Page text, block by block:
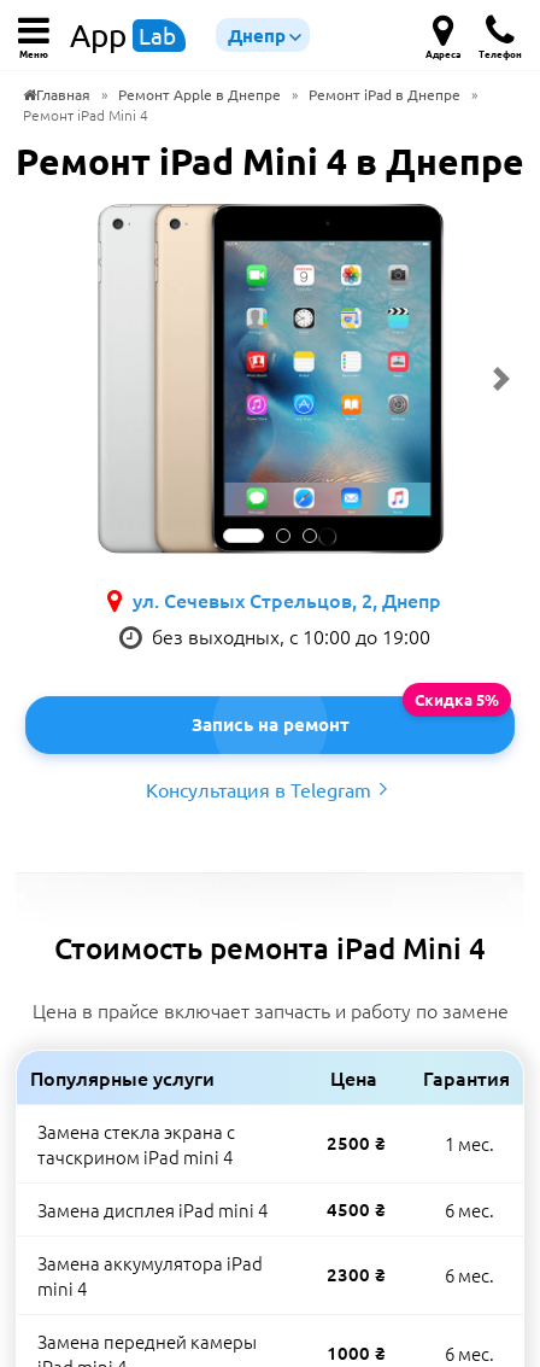
Меню App Lab Днепр
Адреса Телефон
Главная » Ремонт Apple в Днепре » Ремонт iPad в Днепре
»
Ремонт iPad Mini 4
Ремонт iPad Mini 4 в Днепре
ул. Сечевых Стрельцов, 2, Днепр
без выходных, с 10:00 до 19:00
Запись на ремонт
Консультация в Telegram
Стоимость ремонта iPad Mini 4
Цена в прайсе включает запчасть и работу по замене
Популярные услуги Цена Гарантия
Замена стекла экрана с
тачскрином iPad mini 4
2500 ₴ 1 мес.
Замена дисплея iPad mini 4 4500 ₴ 6 мес.
Замена аккумулятора iPad
mini 4
2300 ₴ 6 мес.
Замена передней камеры
1000 ₴ 6 мес.